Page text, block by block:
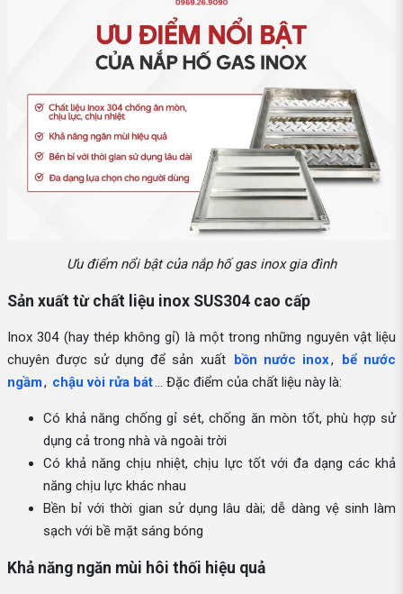
Ưu điểm nổi bật của nắp hố gas inox gia đình
Sản xuất từ chất liệu inox SUS304 cao cấp
Inox 304 (hay thép không gỉ) là một trong những nguyên vật liệu
chuyên được sử dụng để sản xuất bồn nước inox,
bể nước
ngầm, chậu vòi rửa bát… Đặc điểm của chất liệu này là:
Có khả năng chống gỉ sét, chống ăn mòn tốt, phù hợp sử
dụng cả trong nhà và ngoài trời
Có khả năng chịu nhiệt, chịu lực tốt với đa dạng các khả
năng chịu lực khác nhau
Bền bỉ với thời gian sử dụng lâu dài; dễ dàng vệ sinh làm
sạch với bề mặt sáng bóng
Khả năng ngăn mùi hôi thối hiệu quả